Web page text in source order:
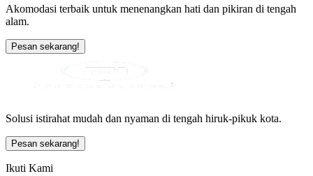
Akomodasi terbaik untuk menenangkan hati dan pikiran di tengah
alam.
Pesan sekarang!
Solusi istirahat mudah dan nyaman di tengah hiruk-pikuk kota.
Pesan sekarang!
Ikuti Kami